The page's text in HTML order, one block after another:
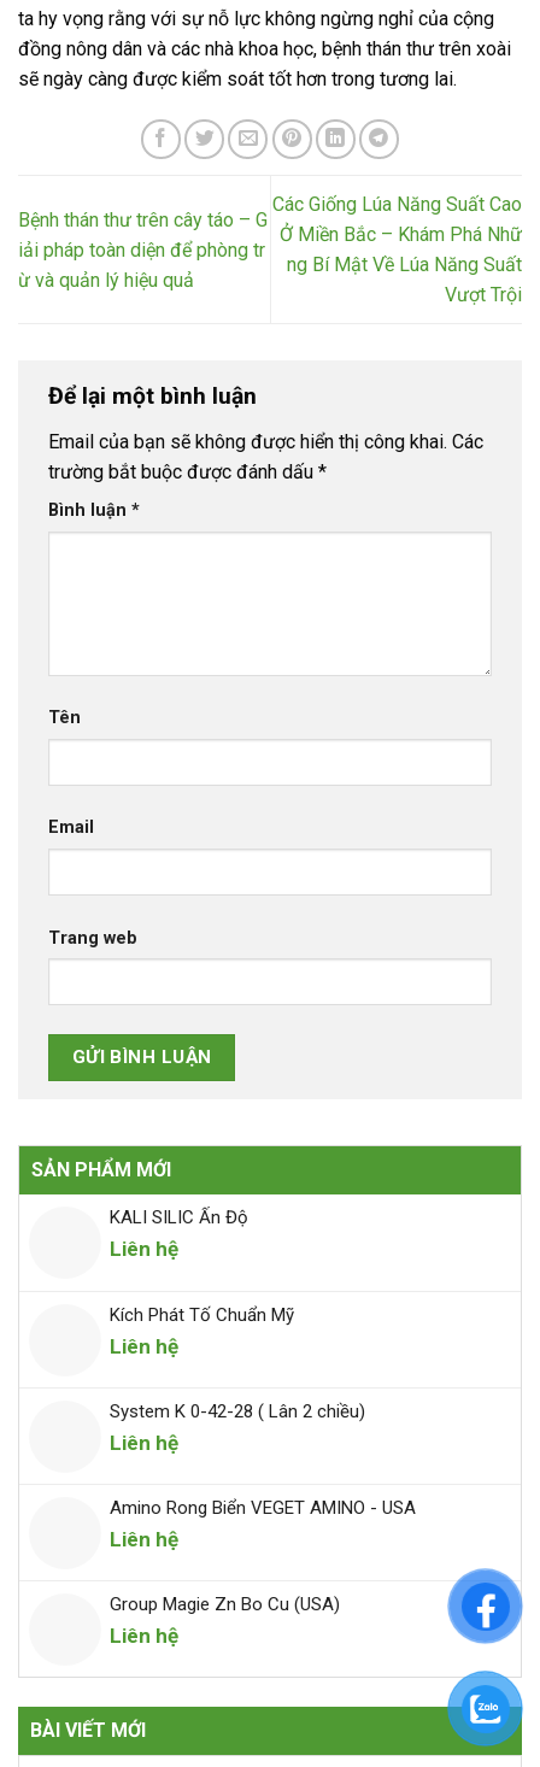
ta hy vọng rằng với sự nỗ lực không ngừng nghỉ của cộng
đồng nông dân và các nhà khoa học, bệnh thán thư trên xoài
sẽ ngày càng được kiểm soát tốt hơn trong tương lai.
Bệnh thán thư trên cây táo – G
iải pháp toàn diện để phòng tr
ừ và quản lý hiệu quả
Các Giống Lúa Năng Suất Cao
Ở Miền Bắc – Khám Phá Nhữ
ng Bí Mật Về Lúa Năng Suất
Vượt Trội
Để lại một bình luận
Email của bạn sẽ không được hiển thị công khai. Các
trường bắt buộc được đánh dấu *
Bình luận *
Tên
Email
Trang web
SẢN PHẨM MỚI
KALI SILIC Ấn Độ
Liên hệ
Kích Phát Tố Chuẩn Mỹ
Liên hệ
System K 0-42-28 ( Lân 2 chiều)
Liên hệ
Amino Rong Biển VEGET AMINO - USA
Liên hệ
Group Magie Zn Bo Cu (USA)
Liên hệ
BÀI VIẾT MỚI